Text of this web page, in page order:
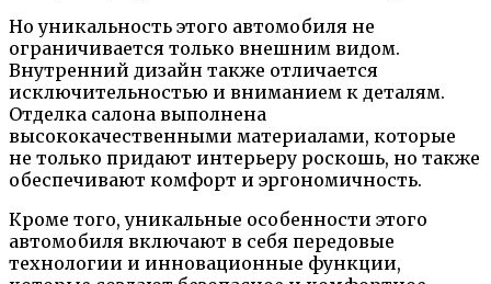
Но уникальность этого автомобиля не
ограничивается только внешним видом.
Внутренний дизайн также отличается
исключительностью и вниманием к деталям.
Отделка салона выполнена
высококачественными материалами, которые
не только придают интерьеру роскошь, но также
обеспечивают комфорт и эргономичность.
Кроме того, уникальные особенности этого
автомобиля включают в себя передовые
технологии и инновационные функции,